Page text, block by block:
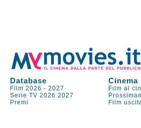
Database Cinema
Film 2026 -2027 Film al
Serie TV 2026 2027
Premi
Film